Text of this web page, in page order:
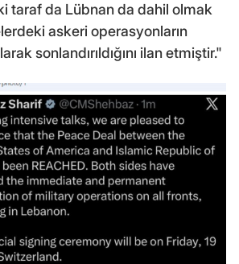
taraf da Lübnan da dahil olmak
askeri operasyonların
sonlandırıldığını ilan etmiştir."